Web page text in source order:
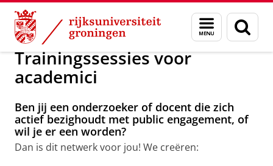
Skip
Content
Skip
Navigation
Menu
en
zoeken
Public Engagement Public Engagement
Trainingssessies voor
academici
Ben jij een onderzoeker of docent die zich
actief bezighoudt met public engagement, of
wil je er een worden?
Dan is dit netwerk voor jou! We creëren: